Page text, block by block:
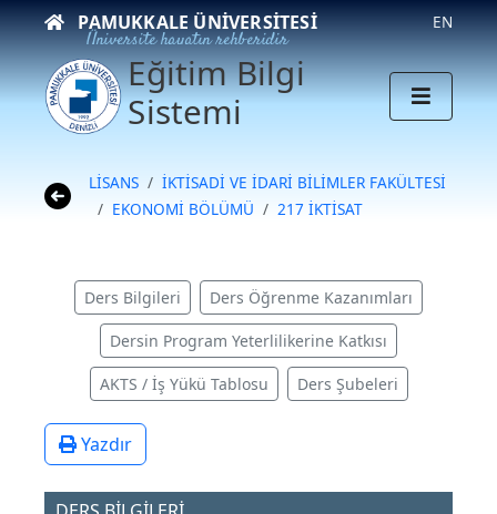
PAMUKKALE ÜNIVERSITESI
Üniversite hayatın rehberidir
EN
Eğitim Bilgi
Sistemi
LİSANS
İKTİSADİ VE İDARİ BİLİMLER FAKÜLTESİ
EKONOMİ BÖLÜMÜ
217 İKTİSAT
Ders Bilgileri Ders Öğrenme Kazanımları
Dersin Program Yeterlilikerine Katkısı
AKTS / İş Yükü Tablosu Ders Şubeleri
Yazdır